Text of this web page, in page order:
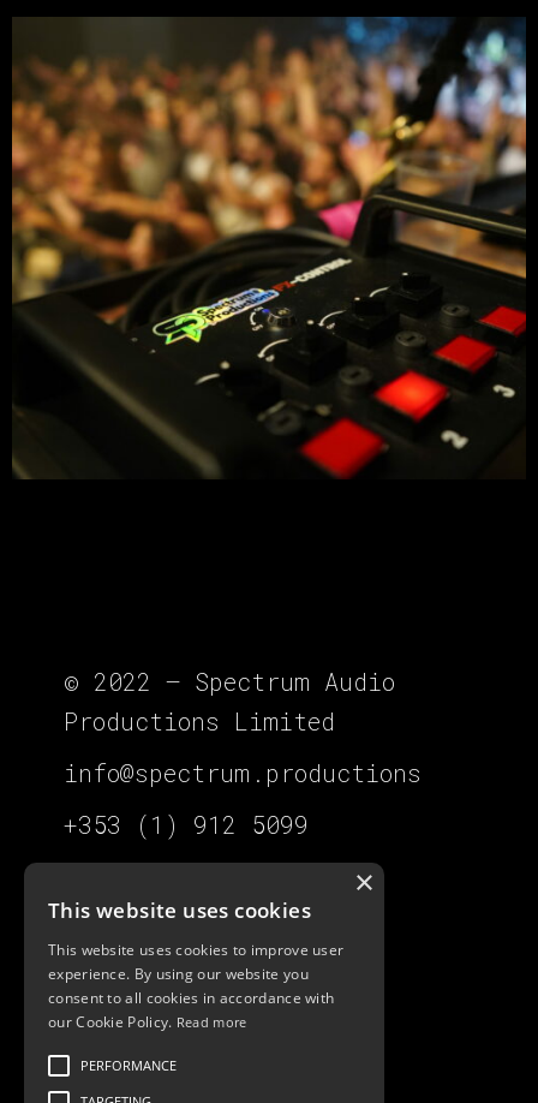
© 2022 – Spectrum Audio
Productions Limited
info@spectrum.productions
+353 (1) 912 5099
Slade Road, Slade,
Saggart,
×
This website uses cookies
This website uses cookies to improve user
experience. By using our website you
consent to all cookies in accordance with
our Cookie Policy. Read more
PERFORMANCE